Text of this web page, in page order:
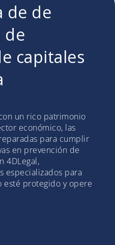
de de
de
capitales
un rico patrimonio
económico, las
para cumplir
en prevención de
4DLegal,
especializados para
esté protegido y opere